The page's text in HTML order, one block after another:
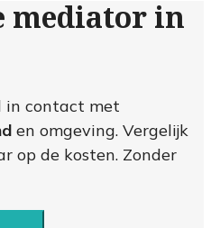
mediator in
in contact met
en omgeving. Vergelijk
op de kosten. Zonder